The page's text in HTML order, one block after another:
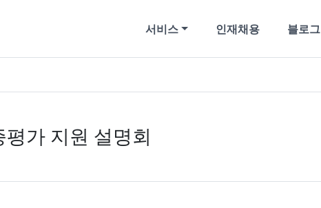
서비스 인재채용 블로그
가 지원 설명회